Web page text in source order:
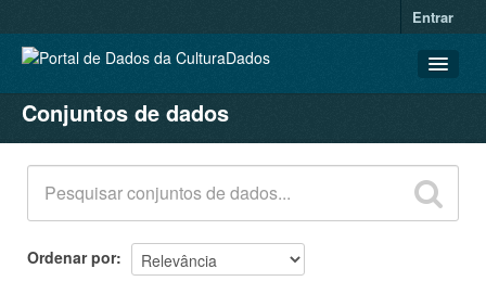
Entrar
CONJUNTOS DE DADOS
ORGANIZAÇÕES
GRUPOS
SOBRE
Conjuntos de dados
Ordenar por